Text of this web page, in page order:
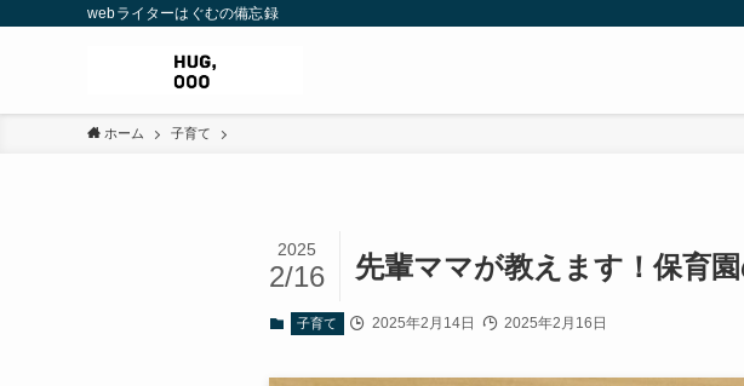
webライターはぐむの備忘録
ホーム 子育て
先輩ママが教えます！保育
2025
2/16
子育て 2025年2月14日 2025年2月16日